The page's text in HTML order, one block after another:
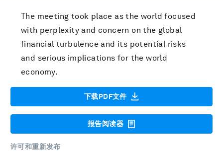
The meeting took place as the world focused
with perplexity and concern on the global
financial turbulence and its potential risks
and serious implications for the world
economy.
下载PDF文件
报告阅读器
许可和重新发布